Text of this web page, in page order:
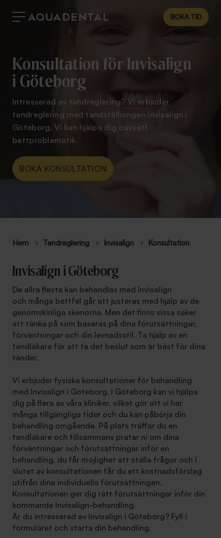
BOKA TID
Konsultation för Invisalign
i Göteborg
Intresserad av tandreglering? Vi erbjuder
tandreglering med tandställningen Invisalign i
Göteborg. Vi kan hjälpa dig oavsett
bettproblematik.
BOKA KONSULTATION
Hem Tandreglering Invisalign Konsultation
Invisalign i Göteborg
De allra flesta kan behandlas med Invisalign
och många bettfel går att justeras med hjälp av de
genomskinliga skenorna. Men det finns vissa saker
att tänka på som baseras på dina förutsättningar,
förväntningar och din levnadsstil. Ta hjälp av en
tandläkare för att ta det beslut som är bäst för dina
tänder.
Vi erbjuder fysiska konsultationer för behandling
med Invisalign i Göteborg. I Göteborg kan vi hjälpa
dig på flera av våra kliniker, vilket gör att vi har
många tillgängliga tider och du kan påbörja din
behandling omgående. På plats träffar du en
tandläkare och tillsammans pratar ni om dina
förväntningar och förutsättningar inför en
behandling, du får möjlighet att ställa frågor och i
slutet av konsultationen får du ett kostnadsförslag
utifrån dina individuella förutsättningen.
Konsultationen ger dig rätt förutsättningar inför din
kommande Invisalign-behandling.
Är du intresserad av Invisalign i Göteborg? Fyll i
formuläret och starta din behandling.